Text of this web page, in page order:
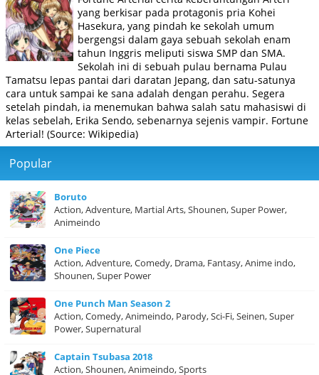
yang berkisar pada protagonis pria Kohei
Hasekura, yang pindah ke sekolah umum
bergengsi dalam gaya sebuah sekolah enam
tahun Inggris meliputi siswa SMP dan SMA.
Sekolah ini di sebuah pulau bernama Pulau
Tamatsu lepas pantai dari daratan Jepang, dan satu-satunya
cara untuk sampai ke sana adalah dengan perahu. Segera
setelah pindah, ia menemukan bahwa salah satu mahasiswi di
kelas sebelah, Erika Sendo, sebenarnya sejenis vampir. Fortune
Arterial! (Source: Wikipedia)
Popular
Boruto
Action, Adventure, Martial Arts, Shounen, Super Power,
Animeindo
One Piece
Action, Adventure, Comedy, Drama, Fantasy, Anime indo,
Shounen, Super Power
One Punch Man Season 2
Action, Comedy, Animeindo, Parody, Sci-Fi, Seinen, Super
Power, Supernatural
Captain Tsubasa 2018
Action, Shounen, Animeindo, Sports